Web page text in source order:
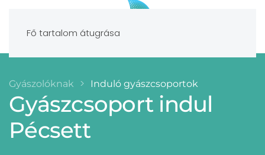
Fő tartalom átugrása
Gyászolóknak Induló gyászcsoportok
Gyászcsoport indul
Pécsett